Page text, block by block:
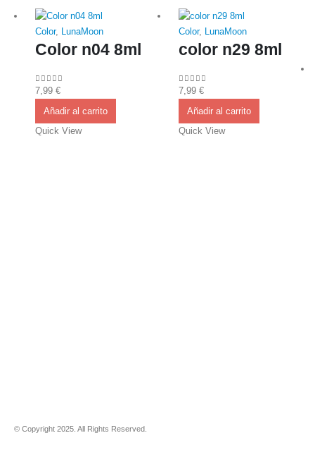
Color, LunaMoon
Color n04 8ml
0out of 5
7,99 €
Añadir al carrito
Quick View
Color, LunaMoon
color n29 8ml
0out of 5
7,99 €
Añadir al carrito
Quick View
© Copyright 2025. All Rights Reserved.